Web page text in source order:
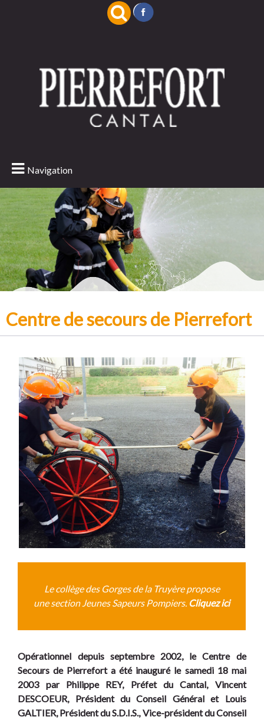
Navigation
Centre de secours de Pierrefort
Le collège des Gorges de la Truyère propose
une section Jeunes Sapeurs Pompiers. Cliquez ici
Opérationnel depuis septembre 2002, le Centre de
Secours de Pierrefort a été inauguré le samedi 18 mai
2003 par Philippe REY, Préfet du Cantal, Vincent
DESCOEUR, Président du Conseil Général et Louis
GALTIER, Président du S.D.I.S., Vice-président du Conseil